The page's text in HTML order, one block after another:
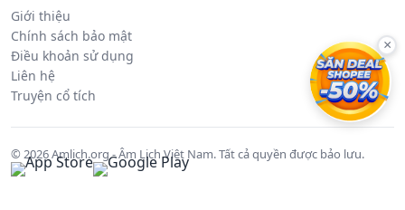
Giới thiệu
Chính sách bảo mật
Điều khoản sử dụng
Liên hệ
Truyện cổ tích
© 2026 Amlich.org - Âm Lịch Việt Nam. Tất cả quyền được bảo lưu.
×